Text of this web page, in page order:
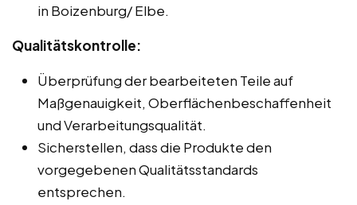
in Boizenburg/ Elbe.
Qualitätskontrolle:
Überprüfung der bearbeiteten Teile auf
Maßgenauigkeit, Oberflächenbeschaffenheit
und Verarbeitungsqualität.
Sicherstellen, dass die Produkte den
vorgegebenen Qualitätsstandards
entsprechen.